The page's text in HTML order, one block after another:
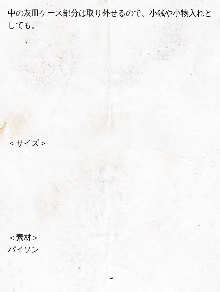
中の灰皿ケース部分は取り外せるので、小銭や小物入れと
しても。
＜サイズ＞
＜素材＞
パイソン